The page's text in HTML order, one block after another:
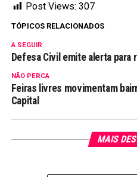
Post Views: 307
TÓPICOS RELACIONADOS
A SEGUIR
Defesa Civil emite alerta para
NÃO PERCA
Feiras livres movimentam
Capital
MAIS